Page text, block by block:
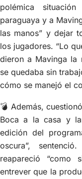
polémica
paraguaya y a
las manos” y dejar
los jugadores. “Lo
dieron a Mavinga la
se quedaba sin
cómo se manejó el
💣 Además,
Boca a la casa y
edición del
oscura”,
reapareció “como
entrever que la